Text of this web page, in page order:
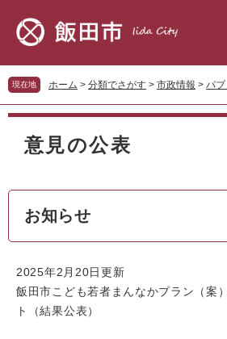
先
頭
を
飛
へ
現在地 ホーム > 分類でさがす > 市政情報 > パブ
本
意見の公表
お知らせ
2025年2月20日更新
飯田市こども若者まんなかプラン（案
ト（結果公表）